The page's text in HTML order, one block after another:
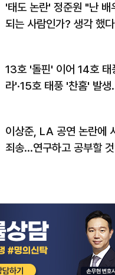
'태도 논란' 정준원 "난 배
되는 사람인가? 생각 했
13호 '돌핀' 이어 14호 태
라'·15호 태풍 '찬홈' 발
이상준, LA 공연 논란에
죄송…연구하고 공부할